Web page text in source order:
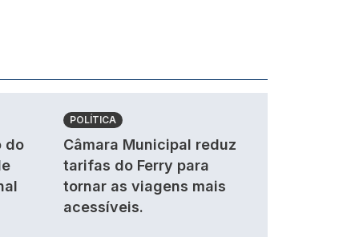
do
POLÍTICA
Câmara Municipal reduz
tarifas do Ferry para
tornar as viagens mais
acessíveis.